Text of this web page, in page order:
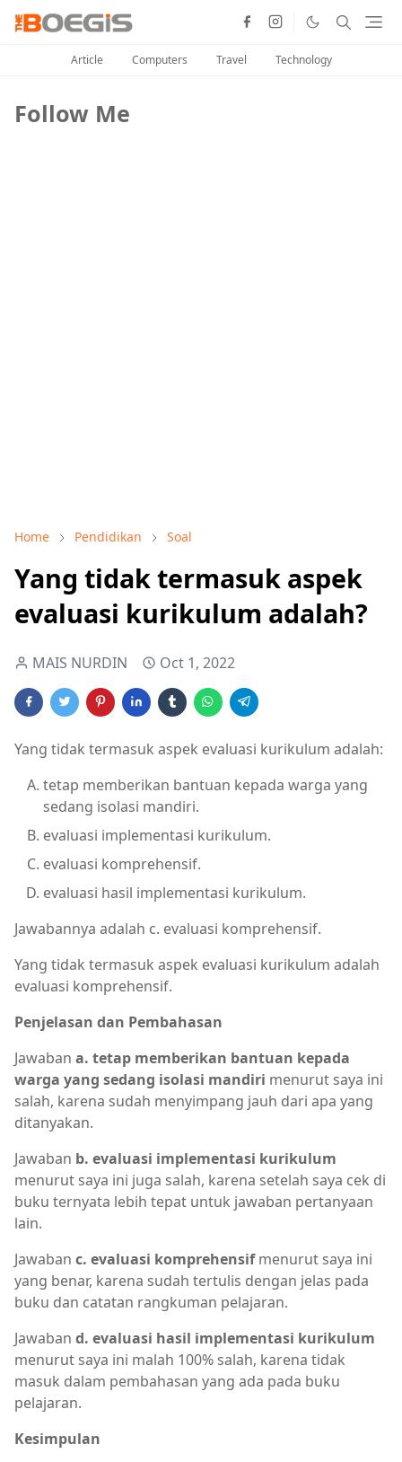
Article Computers Travel Technology
Follow Me
Home Pendidikan Soal
Yang tidak termasuk aspek
evaluasi kurikulum adalah?
MAIS NURDIN Oct 1, 2022
Yang tidak termasuk aspek evaluasi kurikulum adalah:
tetap memberikan bantuan kepada warga yang
sedang isolasi mandiri.
evaluasi implementasi kurikulum.
evaluasi komprehensif.
evaluasi hasil implementasi kurikulum.
Jawabannya adalah c. evaluasi komprehensif.
Yang tidak termasuk aspek evaluasi kurikulum adalah
evaluasi komprehensif.
Penjelasan dan Pembahasan
Jawaban a. tetap memberikan bantuan kepada
warga yang sedang isolasi mandiri menurut saya ini
salah, karena sudah menyimpang jauh dari apa yang
ditanyakan.
Jawaban b. evaluasi implementasi kurikulum
menurut saya ini juga salah, karena setelah saya cek di
buku ternyata lebih tepat untuk jawaban pertanyaan
lain.
Jawaban c. evaluasi komprehensifmenurut saya ini
yang benar, karena sudah tertulis dengan jelas pada
buku dan catatan rangkuman pelajaran.
Jawaban d. evaluasi hasil implementasi kurikulum
menurut saya ini malah 100% salah, karena tidak
masuk dalam pembahasan yang ada pada buku
pelajaran.
Kesimpulan